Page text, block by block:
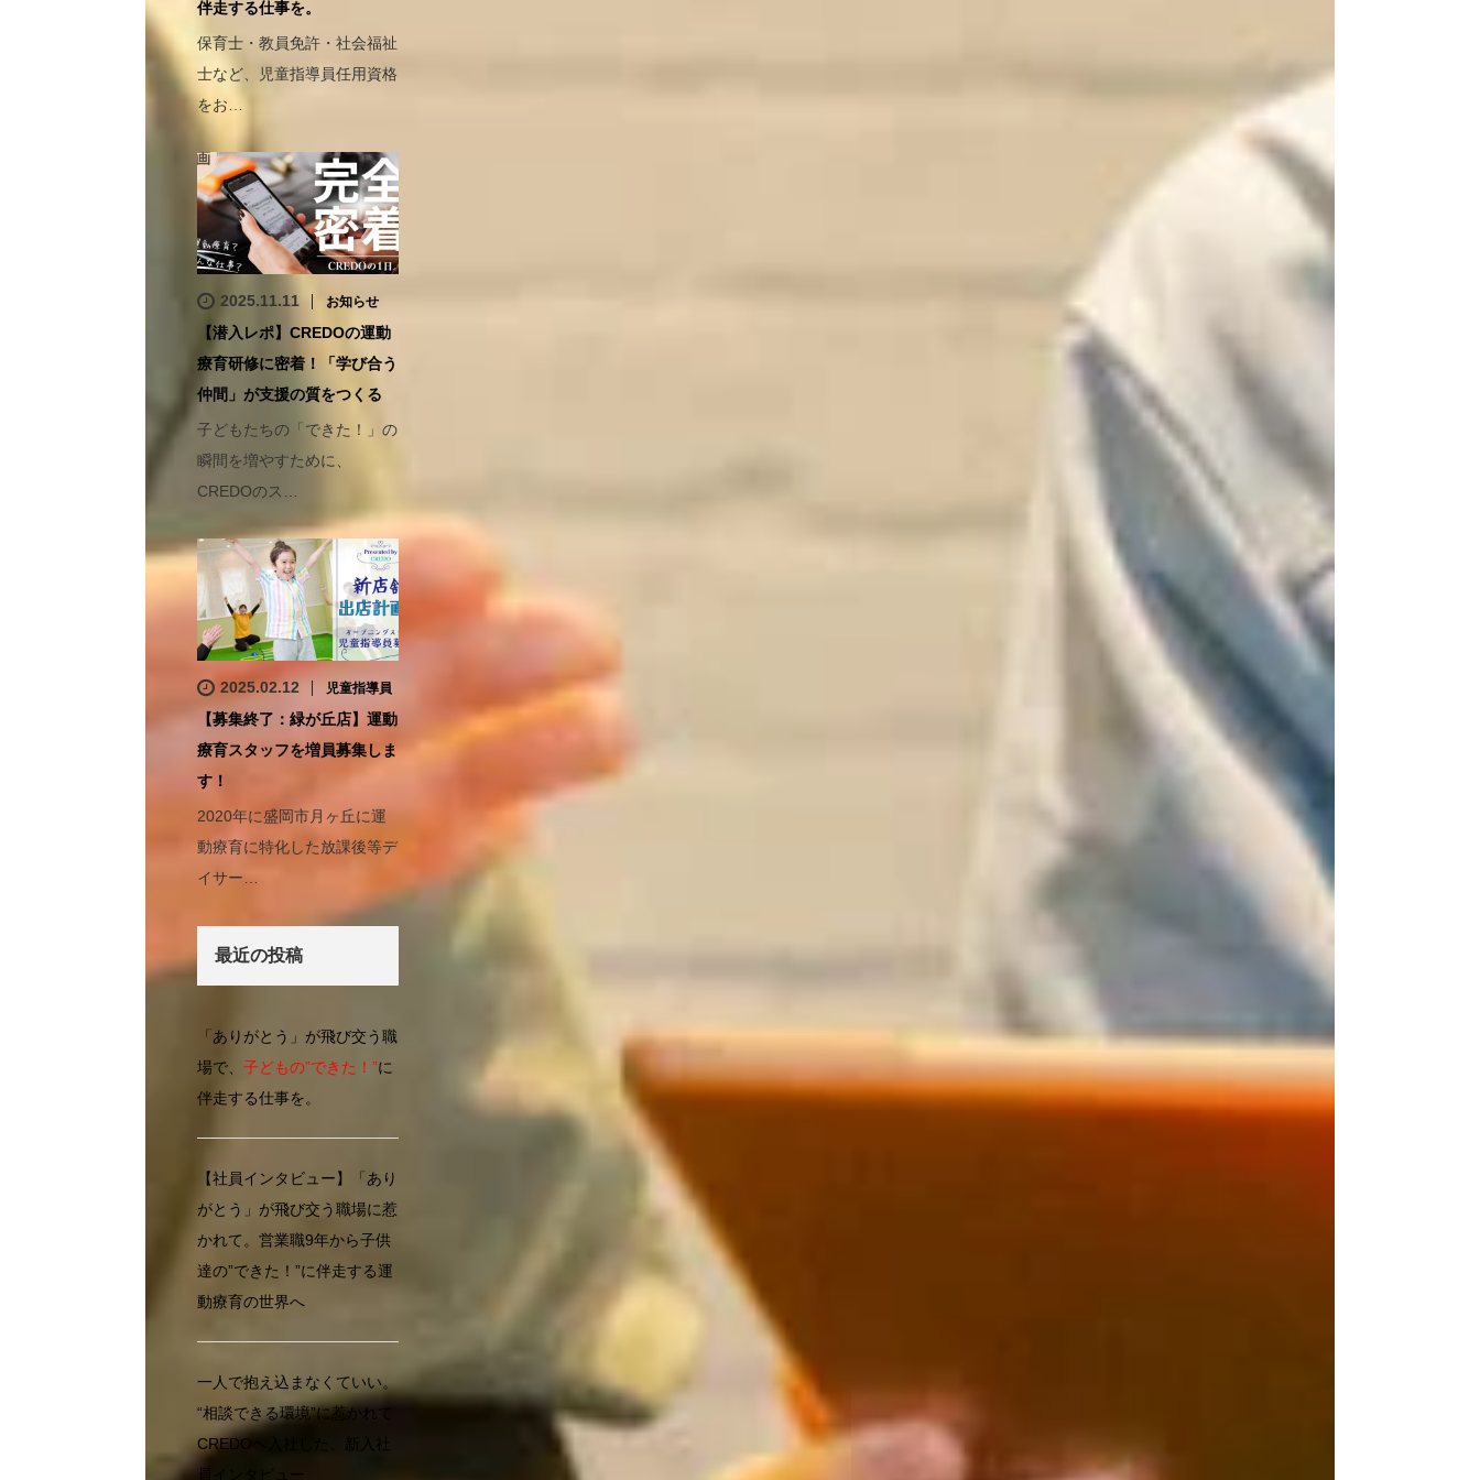
伴走する仕事を。
保育士・教員免許・社会福祉
士など、児童指導員任用資格
をお…
2025.11.11 お知らせ
【潜入レポ】CREDOの運動
療育研修に密着！「学び合う
仲間」が支援の質をつくる
子どもたちの「できた！」の
瞬間を増やすために、
CREDOのス…
2025.02.12 児童指導員
【募集終了：緑が丘店】運動
療育スタッフを増員募集しま
す！
2020年に盛岡市月ヶ丘に運
動療育に特化した放課後等デ
イサー…
最近の投稿
「ありがとう」が飛び交う職
場で、子どもの”できた！”に
伴走する仕事を。
【社員インタビュー】「あり
がとう」が飛び交う職場に惹
かれて。営業職9年から子供
達の”できた！”に伴走する運
動療育の世界へ
一人で抱え込まなくていい。
“相談できる環境”に惹かれて
CREDOへ入社した、新入社
員インタビュー